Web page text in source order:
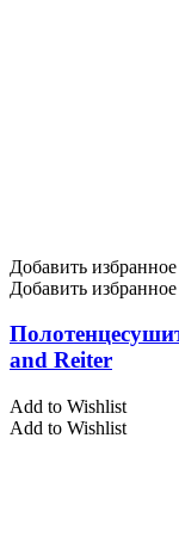
Добавить избранное
Добавить избранное
and Reiter
Add to Wishlist
Add to Wishlist